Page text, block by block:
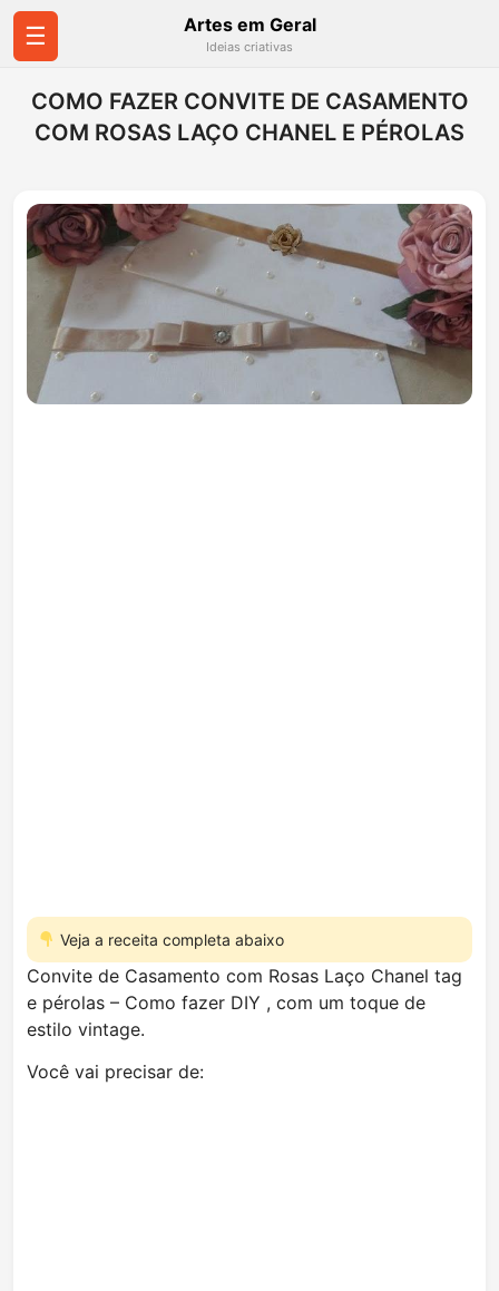
☰ Artes em Geral
Ideias criativas
COMO FAZER CONVITE DE CASAMENTO
COM ROSAS LAÇO CHANEL E PÉROLAS
Veja a receita completa abaixo
Convite de Casamento com Rosas Laço Chanel tag
e pérolas – Como fazer DIY , com um toque de
estilo vintage.
Você vai precisar de: